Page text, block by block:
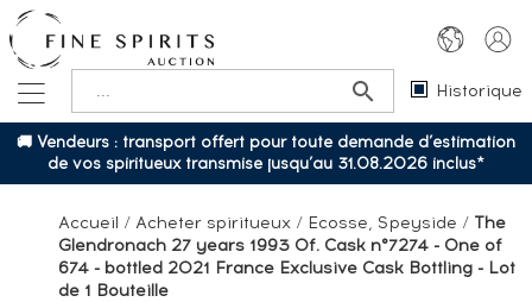
Historique
🚚 Vendeurs : transport offert pour toute demande d’estimation
de vos spiritueux transmise jusqu’au 31.08.2026 inclus*
Accueil / Acheter spiritueux / Ecosse, Speyside / The
Glendronach 27 years 1993 Of. Cask n°7274 - One of
674 - bottled 2021 France Exclusive Cask Bottling - Lot
de 1 Bouteille